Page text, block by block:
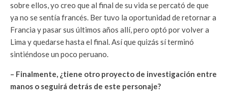
sobre ellos, yo creo que al final de su vida se percató de que
ya no se sentía francés. Ber tuvo la oportunidad de retornar a
Francia y pasar sus últimos años allí, pero optó por volver a
Lima y quedarse hasta el final. Así que quizás sí terminó
sintiéndose un poco peruano.
– Finalmente, ¿tiene otro proyecto de investigación entre
manos o seguirá detrás de este personaje?